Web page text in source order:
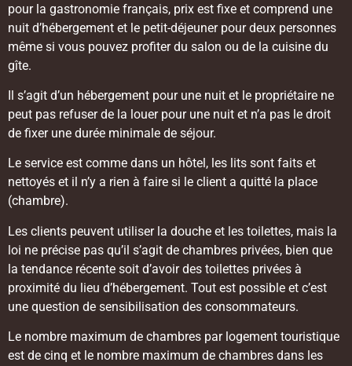
pour la gastronomie français, prix est fixe et comprend une
nuit d’hébergement et le petit-déjeuner pour deux personnes
même si vous pouvez profiter du salon ou de la cuisine du
gîte.
Il s’agit d’un hébergement pour une nuit et le propriétaire ne
peut pas refuser de la louer pour une nuit et n’a pas le droit
de fixer une durée minimale de séjour.
Le service est comme dans un hôtel, les lits sont faits et
nettoyés et il n’y a rien à faire si le client a quitté la place
(chambre).
Les clients peuvent utiliser la douche et les toilettes, mais la
loi ne précise pas qu’il s’agit de chambres privées, bien que
la tendance récente soit d’avoir des toilettes privées à
proximité du lieu d’hébergement. Tout est possible et c’est
une question de sensibilisation des consommateurs.
Le nombre maximum de chambres par logement touristique
est de cinq et le nombre maximum de chambres dans les